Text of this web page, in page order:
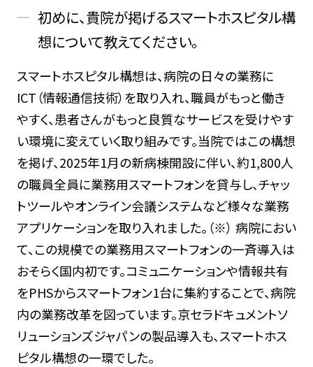
初めに、貴院が掲げるスマートホスピタル構
想について教えてください。
スマートホスピタル構想は、病院の日々の業務に
ICT（情報通信技術）を取り入れ、職員がもっと働き
やすく、患者さんがもっと良質なサービスを受けやす
い環境に変えていく取り組みです。当院ではこの構想
を掲げ、2025年1月の新病棟開設に伴い、約1,800人
の職員全員に業務用スマートフォンを貸与し、チャッ
トツールやオンライン会議システムなど様々な業務
アプリケーションを取り入れました。（※） 病院におい
て、この規模での業務用スマートフォンの一斉導入は
おそらく国内初です。コミュニケーションや情報共有
をPHSからスマートフォン1台に集約することで、病院
内の業務改革を図っています。京セラドキュメントソ
リューションズジャパンの製品導入も、スマートホス
ピタル構想の一環でした。